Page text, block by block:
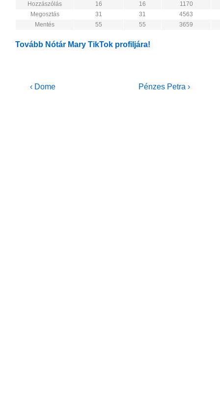
Hozzászólás
16 16
1170
Megosztás
31 31
4563
Mentés
55 55 3659
Tovább Nótár Mary TikTok profiljára!
Bejegyzés
Previous
‹ Dome
Next
Pénzes Petra ›